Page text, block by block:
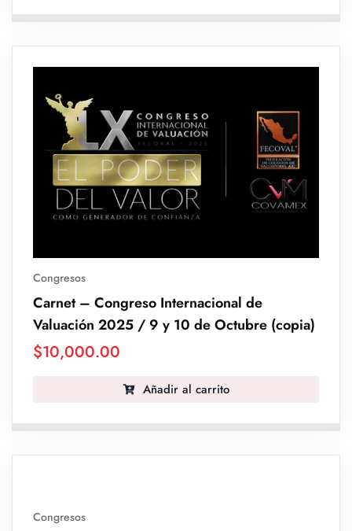
Congresos
Carnet – Congreso Internacional de
Valuación 2025 / 9 y 10 de Octubre (copia)
$10,000.00
Añadir al carrito
Congresos